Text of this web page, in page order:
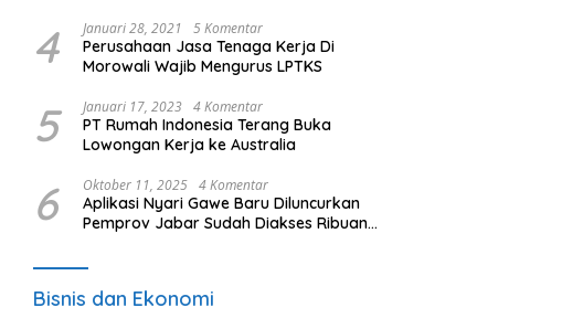
4 Januari 28, 2021 5 Komentar
Perusahaan Jasa Tenaga Kerja Di
Morowali Wajib Mengurus LPTKS
5 Januari 17, 2023 4 Komentar
PT Rumah Indonesia Terang Buka
Lowongan Kerja ke Australia
6 Oktober 11, 2025 4 Komentar
Aplikasi Nyari Gawe Baru Diluncurkan
Pemprov Jabar Sudah Diakses Ribuan
Bisnis dan Ekonomi